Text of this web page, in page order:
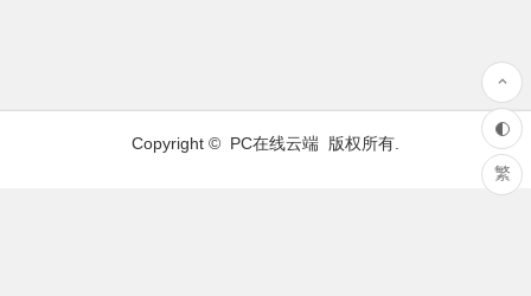
Copyright © PC在线云端 版权所有.
繁